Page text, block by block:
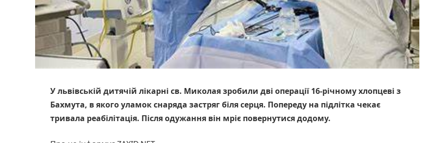
У львівській дитячій лікарні св. Миколая зробили дві операції 16-річному хлопцеві з
Бахмута, в якого уламок снаряда застряг біля серця. Попереду на підлітка чекає
тривала реабілітація. Після одужання він мріє повернутися додому.